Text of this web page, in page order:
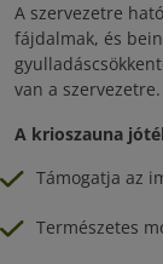
A szervezetre
fájdalmak, és
van a szervezetre.
A krioszauna
Támogatja az
Természetes